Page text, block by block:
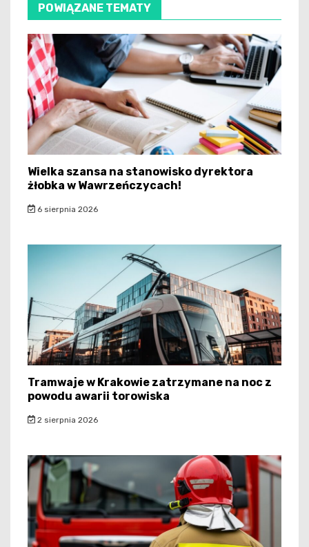
POWIĄZANE TEMATY
Wielka szansa na stanowisko dyrektora
żłobka w Wawrzeńczycach!
6 sierpnia 2026
Tramwaje w Krakowie zatrzymane na noc z
powodu awarii torowiska
2 sierpnia 2026